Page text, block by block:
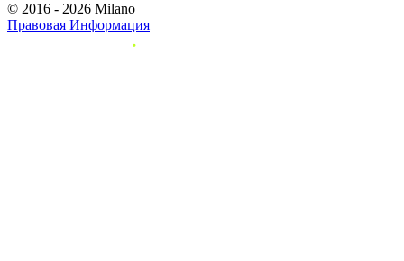
© 2016 - 2026 Milano
Правовая Информация